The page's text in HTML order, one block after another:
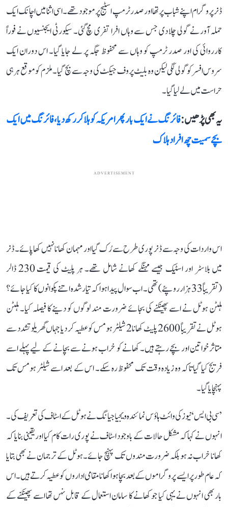
ڈنر پروگرام اپنے شباب پر تھا اور صدر ٹرمپ اسٹیج پر موجود تھے۔ اسی اثنا میں اچانک ایک
حملہ آور نے گولی چلا دی جس سے وہاں افرا تفری مچ گئی۔ سیکورٹی ایجنسیوں نے فوراً
کارروائی کی اور صدر ٹرمپ کو وہاں سے محفوظ جگہ پر لے جایا گیا۔ اس دوران ایک
سروس افسر کو گولی لگی لیکن وہ بلیٹ پروف جیکٹ کی وجہ سے بچ گیا۔ ملزم کو موقع ہر ہی
حراست میں لے لیا گیا۔
یہ بھی پڑھیں :فائرنگ نے ایک بار پھر امریکہ کو ہلا کر رکھ دیا، فائرنگ میں ایک
بچے سمیت چھ افراد ہلاک
ADVERTISEMENT
اس واردات کی وجہ سے ڈنر پوری طرح سے رُک گیا اور مہمان کھانا نہیں کھا پائے۔ ڈنر
میں بلاسٹر اور اسٹیک جیسے مہنگے کھانے شامل تھے۔ ہر پلیٹ کی قیمت 230 ڈالر
(تقریباً 33 ہزار روپئے) تھی۔ اب سوال پیدا ہوا کہ تیار شدہ اتنے پکوانوں کا کیا جائے؟
ہلٹن ہوٹل نے اسے پھینکنے کی بجائے ضرورت مند لوگوں کو دینے کا فیصلہ کیا۔ ہلٹن
ہوٹل نے تقریباً 2600 پلیٹ کھانا 2 شیلٹر ہومس کو عطیہ کر دیا جہاں گھریلو تشدد سے
متاثر خواتین اور بچے رہتے ہیں۔ کھانے کو خراب ہونے سے بچانے کے لیے پہلے اسے
فریج کیا گیا تاکہ وہ زیادہ وقت تک محفوظ رہ سکے۔ اس کے بعد اسے شیلٹر ہومس تک
پہنچایا گیا۔
’سی بی ایس‘ نیوز کی وائٹ ہاؤس نمائندہ ویجیا جیانگ نے ہوٹل کے اسٹاف کی تعریف کی۔
انہوں نے کہا کہ مشکل حالات کے باوجود اسٹاف نے پوری رات کام کیا اور یقینی بنایا کہ
کھانا خراب نہ ہو بلکہ ضرورت مندوں تک پہنچ جائے۔ ہوٹل کے ترجمان نے بھی بتایا
کہ عام طور پر ایسے پروگراموں کے بعد بچا ہوا کھانا مقامی اداروں کو عطیہ کرتے ہیں۔ اس
بار بھی انہوں نے یہی کیا جو کھانے کا سامان استعمال کے قابل نہں تھا اسے پھینکنے کے